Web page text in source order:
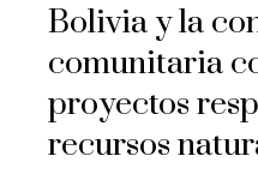
Bolivia y la
comunitaria
proyectos
recursos